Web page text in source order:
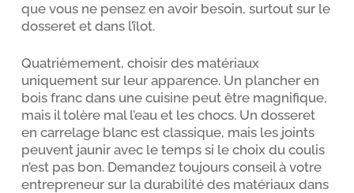
que vous ne pensez en avoir besoin, surtout sur le
dosseret et dans l’îlot.
Quatrièmement, choisir des matériaux
uniquement sur leur apparence. Un plancher en
bois franc dans une cuisine peut être magnifique,
mais il tolère mal l’eau et les chocs. Un dosseret
en carrelage blanc est classique, mais les joints
peuvent jaunir avec le temps si le choix du coulis
n’est pas bon. Demandez toujours conseil à votre
entrepreneur sur la durabilité des matériaux dans